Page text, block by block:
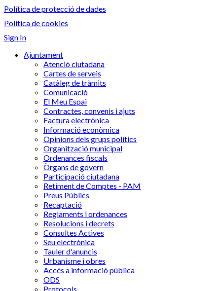
Política de protecció de dades
Política de cookies
Sign In
Ajuntament
Atenció ciutadana
Cartes de serveis
Catàleg de tràmits
Comunicació
El Meu Espai
Contractes, convenis i ajuts
Factura electrònica
Informació econòmica
Opinions dels grups polítics
Organització municipal
Ordenances fiscals
Òrgans de govern
Participació ciutadana
Retiment de Comptes - PAM
Preus Públics
Recaptació
Reglaments i ordenances
Resolucions i decrets
Consultes Actives
Seu electrònica
Tauler d'anuncis
Urbanisme i obres
Accés a informació pública
ODS
Protocols